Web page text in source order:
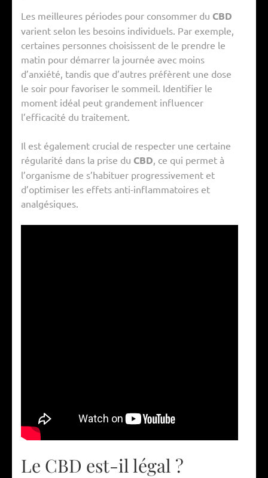
Les meilleures périodes pour consommer du CBD
varient selon les besoins individuels. Par exemple,
certaines personnes choisissent de le prendre le
matin pour démarrer la journée avec moins
d’anxiété, tandis que d’autres préfèrent une dose
le soir pour favoriser le sommeil. Identifier le
moment idéal peut grandement influencer
l’efficacité du traitement.
Il est également crucial de respecter une certaine
régularité dans la prise du CBD , ce qui permet à
l’organisme de s’habituer progressivement et
d’optimiser les effets anti-inflammatoires et
analgésiques.
Le CBD est-il légal ?